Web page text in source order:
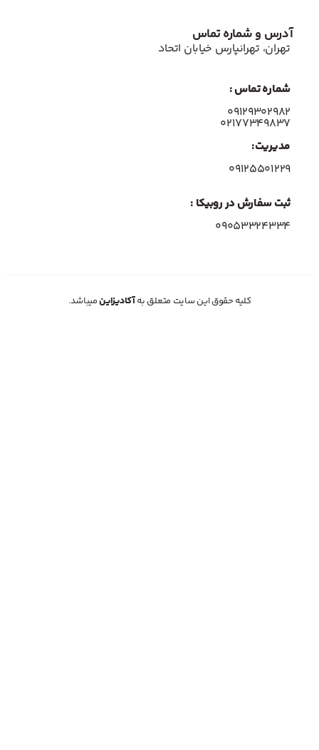
آدرس و شماره تماس
تهران، تهرانپارس خیابان اتحاد
شماره تماس :
۰۹۱۲۹۳۰۲۹۸۲
۰۲۱۷۷۳۴۹۸۳۷
مدیریت:
۰۹۱۲۵۵۰۱۲۲۹
ثبت سفارش در روبیکا :
09053324334
کلیه حقوق این سایت متعلق بهآکادیزاینمیباشد.